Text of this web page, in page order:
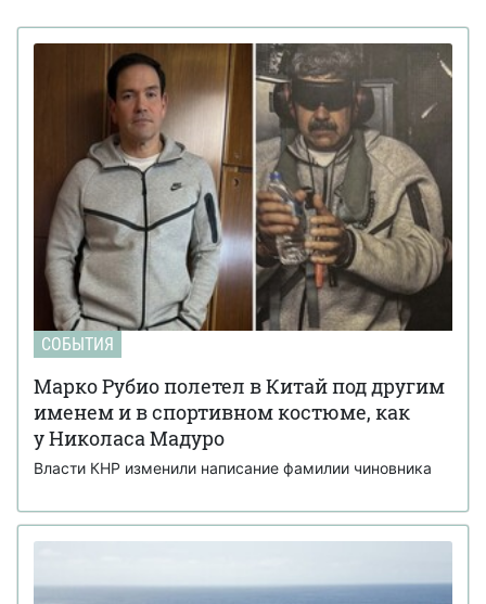
СОБЫТИЯ
Марко Рубио полетел в Китай под другим
именем и в спортивном костюме, как
у Николаса Мадуро
Власти КНР изменили написание фамилии чиновника